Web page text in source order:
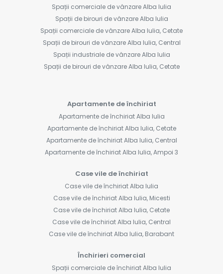
Spații comerciale de vânzare Alba Iulia
Spații de birouri de vânzare Alba Iulia
Spații comerciale de vânzare Alba Iulia, Cetate
Spații de birouri de vânzare Alba Iulia, Central
Spații industriale de vânzare Alba Iulia
Spații de birouri de vânzare Alba Iulia, Cetate
Apartamente de închiriat
Apartamente de închiriat Alba Iulia
Apartamente de închiriat Alba Iulia, Cetate
Apartamente de închiriat Alba Iulia, Central
Apartamente de închiriat Alba Iulia, Ampoi 3
Case vile de închiriat
Case vile de închiriat Alba Iulia
Case vile de închiriat Alba Iulia, Micesti
Case vile de închiriat Alba Iulia, Cetate
Case vile de închiriat Alba Iulia, Central
Case vile de închiriat Alba Iulia, Barabant
Închirieri comercial
Spații comerciale de închiriat Alba Iulia